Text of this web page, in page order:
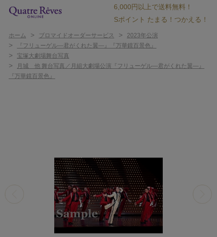
6,000円以上で送料無料！
Sポイント たまる！つかえる！
ホーム > ブロマイドオーダーサービス > 2023年公演
> 『フリューゲル―君がくれた翼―』『万華鏡百景色』
> 宝塚大劇場舞台写真
>
月城 他 舞台写真／月組大劇場公演『フリューゲル―君がくれた翼―』
『万華鏡百景色』